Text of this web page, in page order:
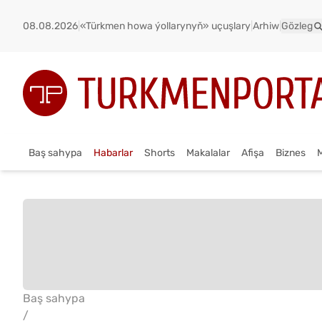
08.08.2026«Türkmen howa ýollarynyň» uçuşlaryArhiw Gözleg
Baş sahypa Habarlar Shorts Makalalar Afişa Biznes
Baş sahypa
/